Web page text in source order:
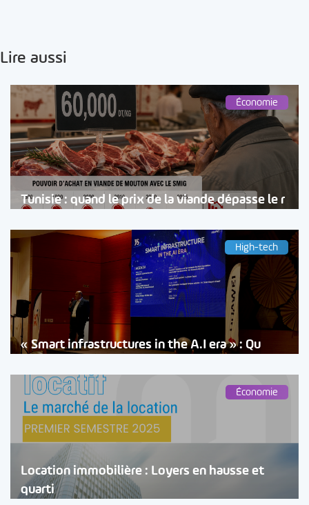
Lire aussi
Économie
Tunisie : quand le prix de la viande dépasse le r
High-tech
« Smart infrastructures in the A.I era » : Qu
Économie
Location immobilière : Loyers en hausse et
quarti